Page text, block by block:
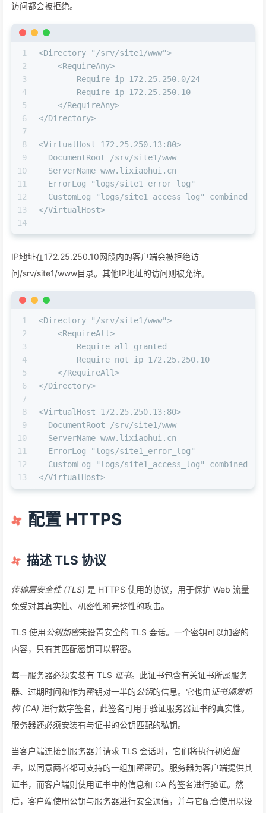
访问都会被拒绝。
1
2
3
4
5
6
7
8
9
10
11
12
13
14
<Directory "/srv/site1/www">
    <RequireAny>
        Require ip 172.25.250.0/24
        Require ip 172.25.250.10
    </RequireAny>
</Directory>
<VirtualHost 172.25.250.13:80>
  DocumentRoot /srv/site1/www
  ServerName www.lixiaohui.cn
  ErrorLog "logs/site1_error_log"
  CustomLog "logs/site1_access_log" combined
</VirtualHost>
IP地址在172.25.250.10网段内的客户端会被拒绝访
问/srv/site1/www目录。其他IP地址的访问则被允许。
1
2
3
4
5
6
7
8
9
10
11
12
13
<Directory "/srv/site1/www">
    <RequireAll>
        Require all granted
        Require not ip 172.25.250.10
    </RequireAll>
</Directory>
<VirtualHost 172.25.250.13:80>
  DocumentRoot /srv/site1/www
  ServerName www.lixiaohui.cn
  ErrorLog "logs/site1_error_log"
  CustomLog "logs/site1_access_log" combined
</VirtualHost>
配置 HTTPS
描述 TLS 协议
传输层安全性 (TLS) 是 HTTPS 使用的协议，用于保护 Web 流量
免受对其真实性、机密性和完整性的攻击。
TLS 使用公钥加密来设置安全的 TLS 会话。一个密钥可以加密的
内容，只有其匹配密钥可以解密。
每一服务器必须安装有 TLS 证书。此证书包含有关证书所属服务
器、过期时间和作为密钥对一半的公钥的信息。它也由证书颁发机
构 (CA) 进行数字签名，此签名可用于验证服务器证书的真实性。
服务器还必须安装有与证书的公钥匹配的私钥。
当客户端连接到服务器并请求 TLS 会话时，它们将执行初始握
手，以同意两者都可支持的一组加密密码。服务器为客户端提供其
证书，而客户端则使用证书中的信息和 CA 的签名进行验证。然
后，客户端使用公钥与服务器进行安全通信，并与它配合使用以设